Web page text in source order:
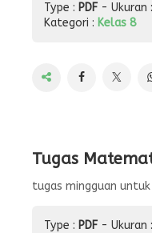
Type : PDF - Ukuran
Kategori : Kelas 8
Tugas
tugas mingguan
Type : PDF - Ukuran